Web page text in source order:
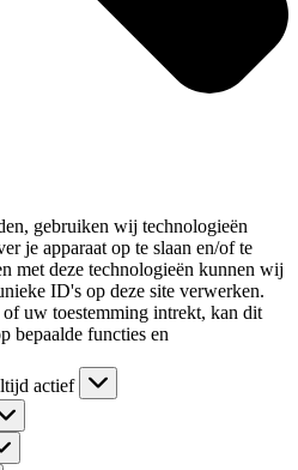
gebruiken wij technologieën
je apparaat op te slaan en/of te
met deze technologieën kunnen wij
ID's op deze site verwerken.
uw toestemming intrekt, kan dit
bepaalde functies en
actief